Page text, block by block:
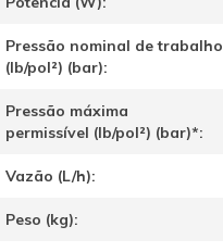
Pressão nominal de trabalho
(lb/pol²) (bar):
Pressão máxima
permissível (lb/pol²) (bar)*:
Vazão (L/h):
Peso (kg):